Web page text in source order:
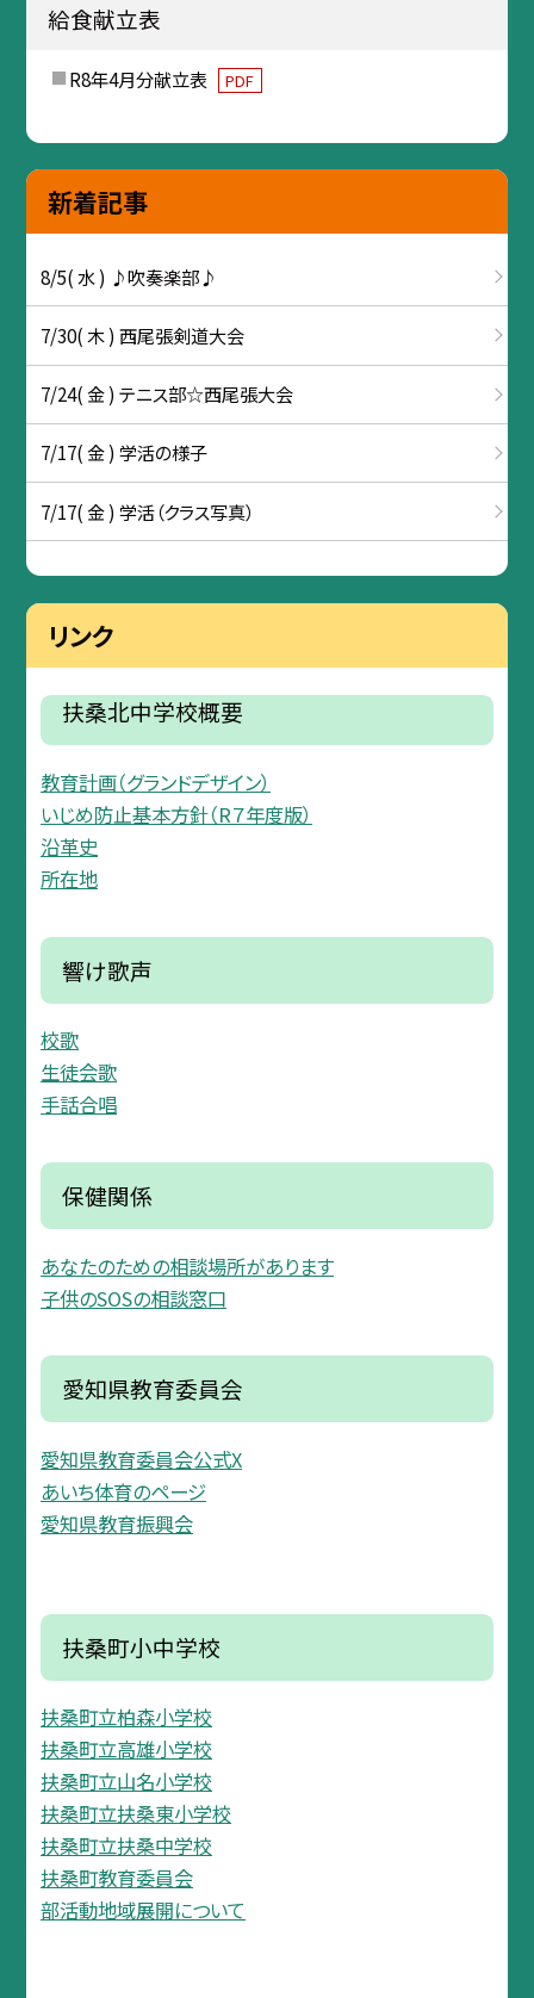
給食献立表
R8年4月分献立表 PDF
新着記事
8/5( 水 ) ♪吹奏楽部♪
7/30( 木 ) 西尾張剣道大会
7/24( 金 ) テニス部☆西尾張大会
7/17( 金 ) 学活の様子
7/17( 金 ) 学活（クラス写真）
リンク
扶桑北中学校概要
教育計画（グランドデザイン）
いじめ防止基本方針（R７年度版）
沿革史
所在地
響け歌声
校歌
生徒会歌
手話合唱
保健関係
あなたのための相談場所があります
子供のSOSの相談窓口
愛知県教育委員会
愛知県教育委員会公式X
あいち体育のページ
愛知県教育振興会
扶桑町小中学校
扶桑町立柏森小学校
扶桑町立高雄小学校
扶桑町立山名小学校
扶桑町立扶桑東小学校
扶桑町立扶桑中学校
扶桑町教育委員会
部活動地域展開について